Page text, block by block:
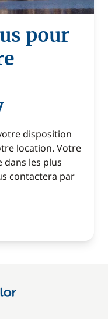
pour
disposition
location. Votre
dans les plus
contactera par